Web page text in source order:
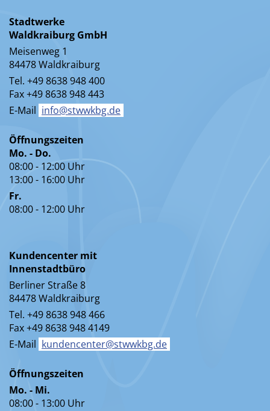
Stadtwerke
Waldkraiburg GmbH
Meisenweg 1
84478 Waldkraiburg
Tel. +49 8638 948 400
Fax +49 8638 948 443
E-Mail info@stwwkbg.de
Öffnungszeiten
Mo. - Do.
08:00 - 12:00 Uhr
13:00 - 16:00 Uhr
Fr.
08:00 - 12:00 Uhr
Kundencenter mit
Innenstadtbüro
Berliner Straße 8
84478 Waldkraiburg
Tel. +49 8638 948 466
Fax +49 8638 948 4149
E-Mail kundencenter@stwwkbg.de
Öffnungszeiten
Mo. - Mi.
08:00 - 13:00 Uhr